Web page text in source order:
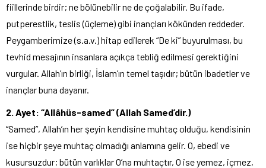
fiillerinde birdir; ne bölünebilir ne de çoğalabilir. Bu ifade,
putperestlik, teslis (üçleme) gibi inançları kökünden reddeder.
Peygamberimize (s.a.v.) hitap edilerek “De ki” buyurulması, bu
tevhid mesajının insanlara açıkça tebliğ edilmesi gerektiğini
vurgular. Allah’ın birliği, İslam’ın temel taşıdır; bütün ibadetler ve
inançlar buna dayanır.
2. Ayet: “Allâhüs-samed” (Allah Samed’dir.)
“Samed”, Allah’ın her şeyin kendisine muhtaç olduğu, kendisinin
ise hiçbir şeye muhtaç olmadığı anlamına gelir. O, ebedi ve
kusursuzdur; bütün varlıklar O’na muhtaçtır, O ise yemez, içmez,